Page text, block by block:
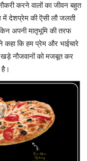
करने वालों का जीवन बहुत
देशप्रेम की ऎसी लौ जलती
अपनी मातृभूमि की तरफ
कहा कि हम प्रेम और भाईचारे
खड़े नौजवानों को मजबूत कर